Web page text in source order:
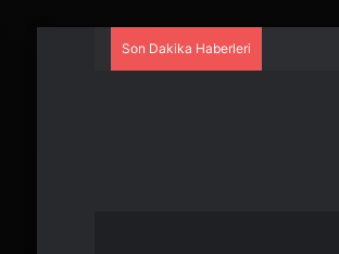
Son Dakika Haberleri